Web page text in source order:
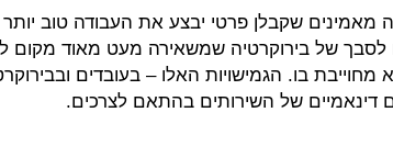
שקבלן פרטי יבצע את העבודה טוב
של בירוקרטיה שמשאירה מעט מאוד מקום
בו. הגמישויות האלו – בעובדים
דינאמיים של השירותים בהתאם לצרכים.